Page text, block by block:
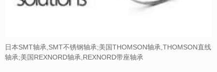
日本SMT轴承,SMT不锈钢轴承;美国THOMSON轴承,THOMSON直线
轴承;美国REXNORD轴承,REXNORD带座轴承